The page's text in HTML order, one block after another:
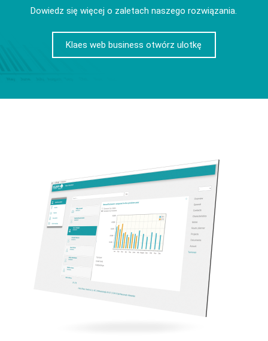
Dowiedz się więcej o zaletach naszego rozwiązania.
Klaes web business otwórz ulotkę